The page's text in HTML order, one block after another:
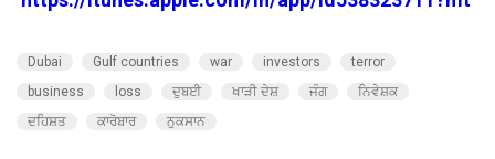
Dubai Gulf countries war investors
terror
business
loss ਦੁਬਈ ਖਾੜੀ ਦੇਸ਼ ਜੰਗ
ਨਿਵੇਸ਼ਕ
ਦਹਿਸ਼ਤ
ਕਾਰੋਬਾਰ ਨੁਕਸਾਨ